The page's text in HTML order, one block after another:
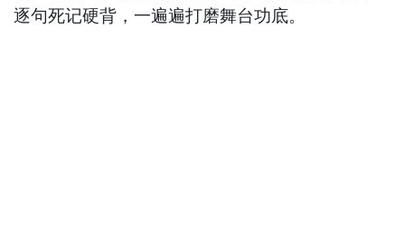
逐句死记硬背，一遍遍打磨舞台功底。